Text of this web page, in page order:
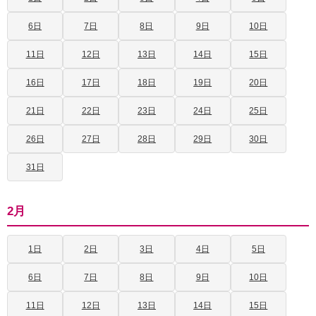
6日 7日 8日 9日 10日
11日 12日 13日 14日 15日
16日 17日 18日 19日 20日
21日 22日 23日 24日 25日
26日 27日 28日 29日 30日
31日
2月
1日 2日 3日 4日 5日
6日 7日 8日 9日 10日
11日 12日 13日 14日 15日